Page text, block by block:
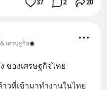
37 2 20
เศรษฐกิจ
ของเศรษฐกิจไทย
วที่เข้ามาทำงานในไทย